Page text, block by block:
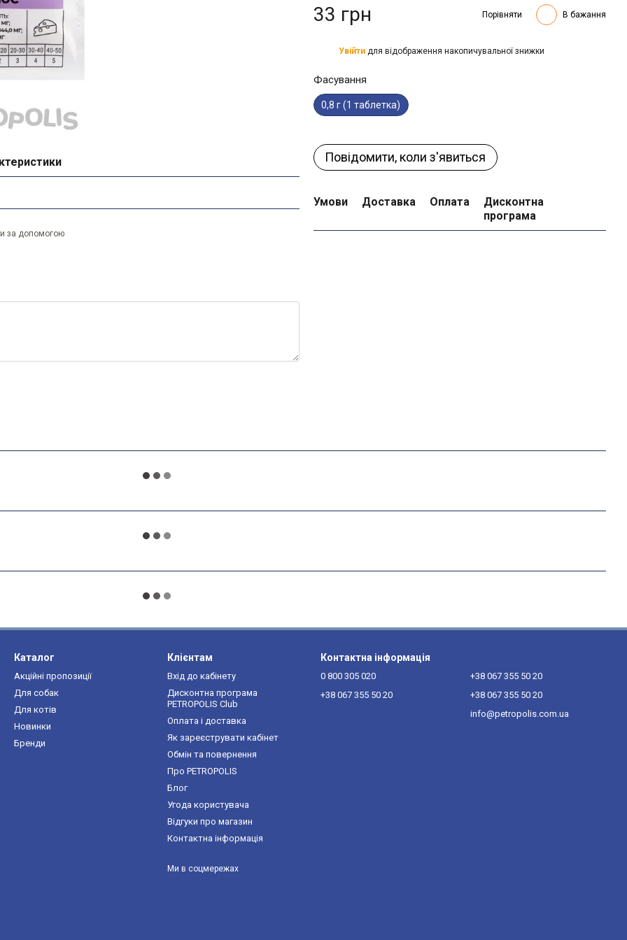
за допомогою
33 грн Порівняти В бажання
Увійти для відображення накопичувальної знижки
Фасування
0,8 г (1 таблетка)
Повідомити, коли з'явиться
Умови Доставка Оплата
Дисконтна
програма
Каталог
Акційні пропозиції
Для собак
Для котів
Новинки
Бренди
Клієнтам
Вхід до кабінету
Дисконтна програма
PETROPOLIS Club
Оплата і доставка
Як зареєструвати кабінет
Обмін та повернення
Про PETROPOLIS
Блог
Угода користувача
Відгуки про магазин
Контактна інформація
Ми в соцмережах
Контактна інформація
0 800 305 020
+38 067 355 50 20
+38 067 355 50 20
+38 067 355 50 20
info@petropolis.com.ua